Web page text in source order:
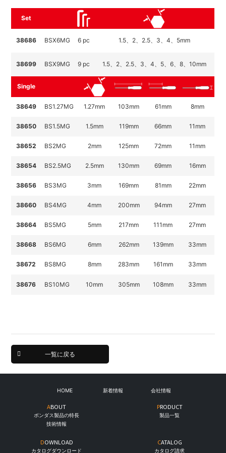
Set
38686 BSX6MG 6 pc 1.5、2、2.5、3、4、5mm
38699 BSX9MG 9 pc 1.5、2、2.5、3、4、5、6、8、10mm
Single
38649 BS1.27MG 1.27mm 103mm 61mm 8mm
38650 BS1.5MG 1.5mm 119mm 66mm 11mm
38652 BS2MG 2mm 125mm 72mm 11mm
38654 BS2.5MG 2.5mm 130mm 69mm 16mm
38656 BS3MG 3mm 169mm 81 mm 22mm
38660 BS4MG 4mm 200mm 94mm 27mm
38664 BS5MG 5mm 217mm 111 mm 27mm
38668 BS6MG 6mm 262mm 139mm 33mm
38672 BS8MG 8mm 283mm 161 mm 33mm
38676 BS10MG 10mm 305mm 108mm 33mm
一覧に戻る
HOME 新着情報 会社情報
ABOUT
ボンダス製品の特長
技術情報
PRODUCT
製品一覧
DOWNLOAD
カタログダウンロード
CATALOG
カタログ請求